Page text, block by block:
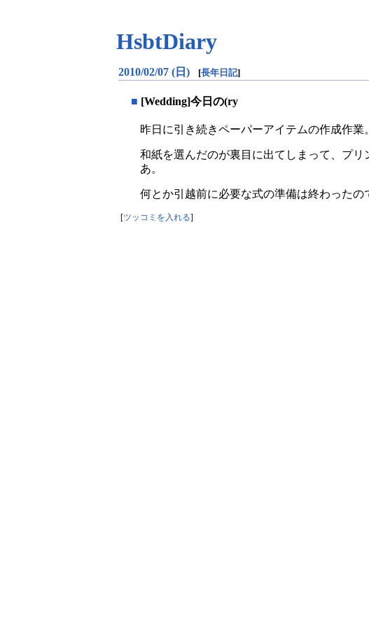
HsbtDiary
2010/02/07 (日) [長年日記]
■ [Wedding]今日の(ry
昨日に引き続きペーパーアイテムの作成作業。
和紙を選んだのが裏目に出てしまって、プ
あ。
何とか引越前に必要な式の準備は終わったの
[ツッコミを入れる]